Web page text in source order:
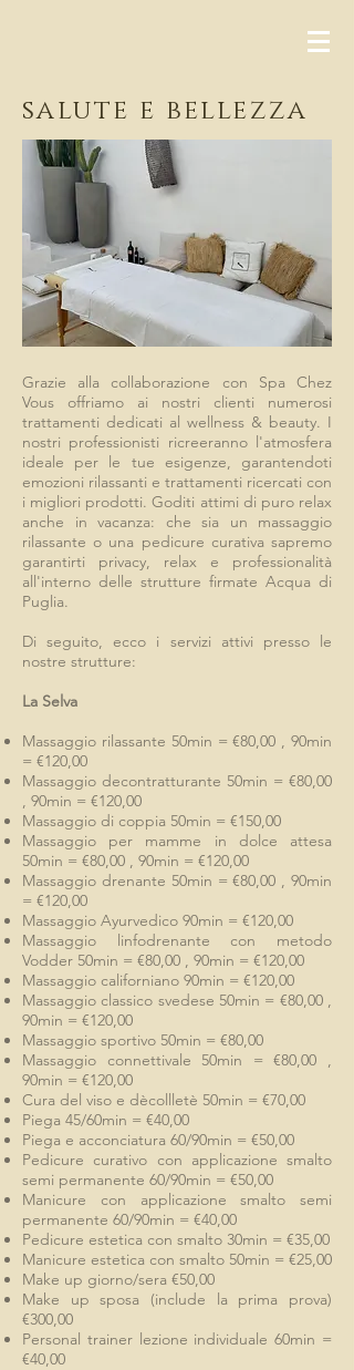
salute e bellezza
Grazie alla collaborazione con Spa Chez
Vous offriamo ai nostri clienti numerosi
trattamenti dedicati al wellness & beauty. I
nostri professionisti ricreeranno l'atmosfera
ideale per le tue esigenze, garantendoti
emozioni rilassanti e trattamenti ricercati con
i migliori prodotti. Goditi attimi di puro relax
anche in vacanza: che sia un massaggio
rilassante o una pedicure curativa sapremo
garantirti privacy, relax e professionalità
all'interno delle strutture firmate Acqua di
Puglia.
Di seguito, ecco i servizi attivi presso le
nostre strutture:
La Selva
Massaggio rilassante 50min = €80,00 , 90min
= €120,00
Massaggio decontratturante 50min = €80,00
, 90min = €120,00
Massaggio di coppia 50min = €150,00
Massaggio per mamme in dolce attesa
50min = €80,00 , 90min = €120,00
Massaggio drenante 50min = €80,00 , 90min
= €120,00
Massaggio Ayurvedico 90min = €120,00
Massaggio linfodrenante con metodo
Vodder 50min = €80,00 , 90min = €120,00
Massaggio californiano 90min = €120,00
Massaggio classico svedese 50min = €80,00 ,
90min = €120,00
Massaggio sportivo 50min = €80,00
Massaggio connettivale 50min = €80,00 ,
90min = €120,00
Cura del viso e dècollletè 50min = €70,00
Piega 45/60min = €40,00
Piega e acconciatura 60/90min = €50,00
Pedicure curativo con applicazione smalto
semi permanente 60/90min = €50,00
Manicure con applicazione smalto semi
permanente 60/90min = €40,00
Pedicure estetica con smalto 30min = €35,00
Manicure estetica con smalto 50min = €25,00
Make up giorno/sera €50,00
Make up sposa (include la prima prova)
€300,00
Personal trainer lezione individuale 60min =
€40,00